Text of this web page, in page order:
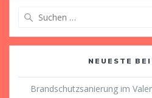
NEUESTE
Brandschutzsanierung im